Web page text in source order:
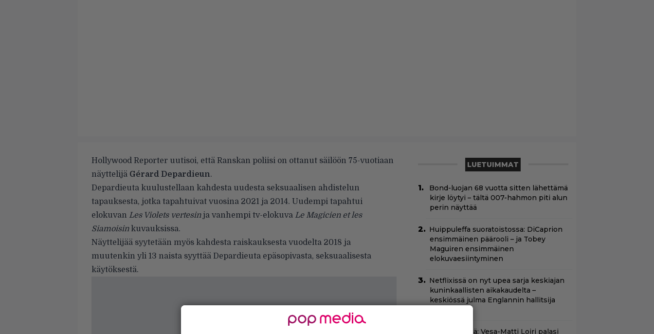
Hollywood Reporter uutisoi, että Ranskan poliisi on ottanut säilöön 75-vuotiaan
näyttelijä Gérard Depardieun.
Depardieuta kuulustellaan kahdesta uudesta seksuaalisen ahdistelun
tapauksesta, jotka tapahtuivat vuosina 2021 ja 2014. Uudempi tapahtui
elokuvan Les Violets vertesinja vanhempi tv-elokuva Le Magicien et les
Siamoisinkuvauksissa.
Näyttelijää syytetään myös kahdesta raiskauksesta vuodelta 2018 ja
muutenkin yli 13 naista syyttää Depardieuta epäsopivasta, seksuaalisesta
käytöksestä.
LUETUIMMAT
Bond-luojan 68 vuotta sitten lähettämä
kirje löytyi – tältä 007-hahmon piti alun
perin näyttää
Huippuleffa suoratoistossa: DiCaprion
ensimmäinen päärooli – ja Tobey
Maguiren ensimmäinen
elokuvaesiintyminen
Netflixissä on nyt upea sarja keskiajan
kuninkaallisten aikakaudelta –
keskiössä julma Englannin hallitsija
Tänään tv:ssä: Vesa-Matti Loiri palasi